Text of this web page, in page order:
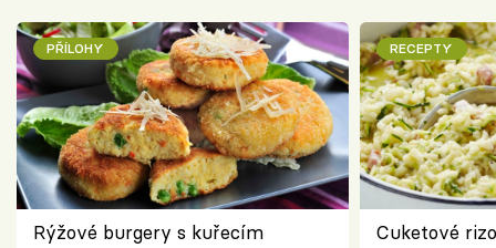
PŘÍLOHY
Rýžové burgery s kuřecím
RECEPTY
Cuketové